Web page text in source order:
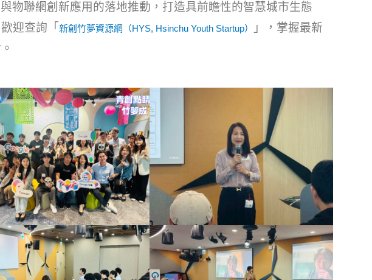
物聯網創新應用的落地推動，打造具前瞻性的智慧城市生態
迎查詢「 新創竹夢資源網（HYS, Hsinchu Youth Startup）
」，掌握最新